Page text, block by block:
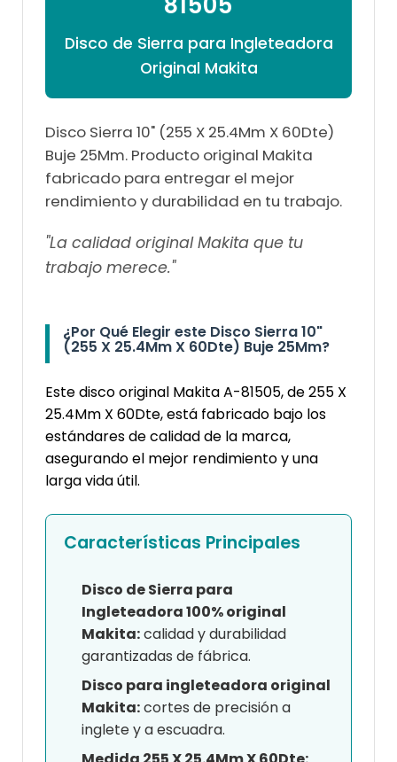
Disco de Sierra para Ingleteadora
Original Makita
Disco Sierra 10" (255 X 25.4Mm X 60Dte)
Buje 25Mm. Producto original Makita
fabricado para entregar el mejor
rendimiento y durabilidad en tu trabajo.
"La calidad original Makita que tu
trabajo merece."
¿Por Qué Elegir este Disco Sierra 10"
(255 X 25.4Mm X 60Dte) Buje 25Mm?
Este disco original Makita A-81505, de 255 X
25.4Mm X 60Dte, está fabricado bajo los
estándares de calidad de la marca,
asegurando el mejor rendimiento y una
larga vida útil.
Características Principales
Disco de Sierra para
Ingleteadora 100% original
Makita:calidad y durabilidad
garantizadas de fábrica.
Disco para ingleteadora original
Makita:cortes de precisión a
inglete y a escuadra.